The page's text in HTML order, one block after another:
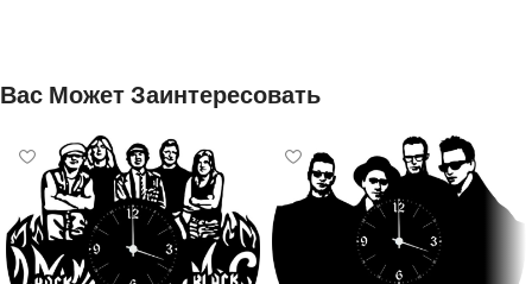
Вас Может Заинтересовать